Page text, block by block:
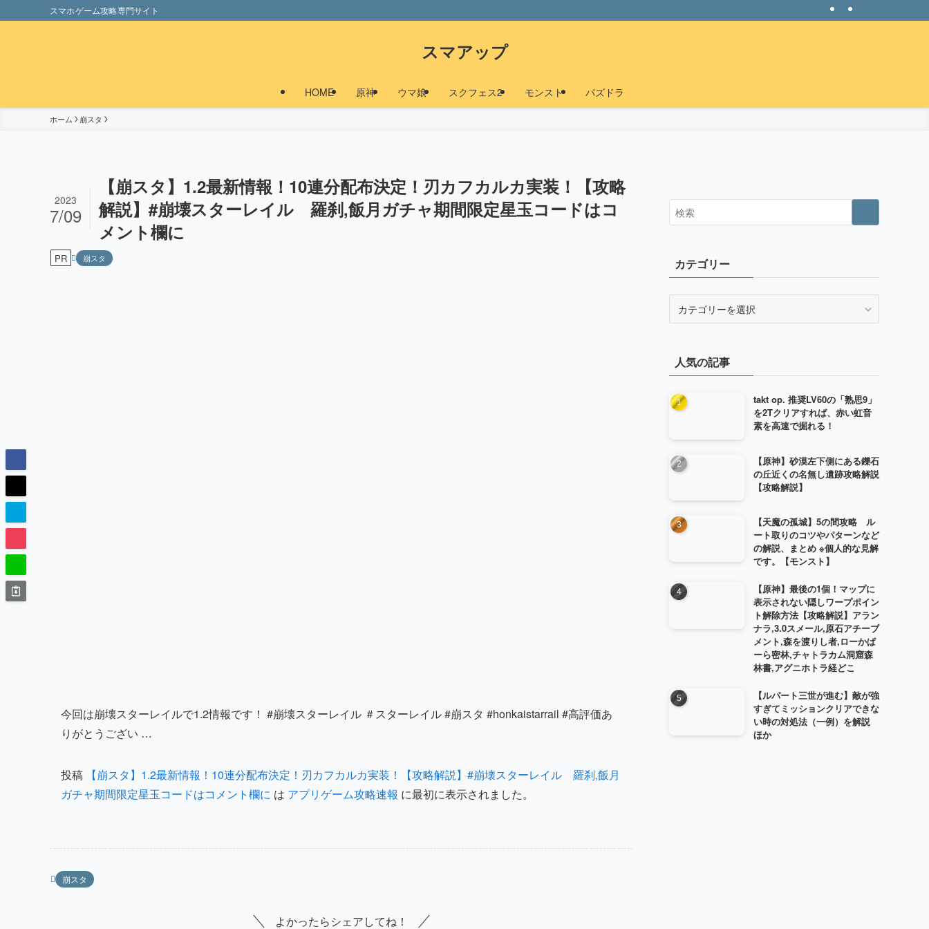
スマホゲーム攻略専門サイト
スマアップ
HOME 原神 ウマ娘 スクフェス2 モンスト パズドラ
ホーム 崩スタ
【崩スタ】1.2最新情報！10連分配布決定！刃カフカルカ実装！【攻略
解説】#崩壊スターレイル 羅刹,飯月ガチャ期間限定星玉コードはコ
メント欄に
2023
7/09
PR 崩スタ
今回は崩壊スターレイルで1.2情報です！ #崩壊スターレイル ＃スターレイル #崩スタ #honkaistarrail #高評価あ
りがとうござい …
投稿
【崩スタ】1.2最新情報！10連分配布決定！刃カフカルカ実装！【攻略解説】#崩壊スターレイル 羅刹,飯月
ガチャ期間限定星玉コードはコメント欄に は アプリゲーム攻略速報 に最初に表示されました。
崩スタ
よかったらシェアしてね！
カテゴリー
ー人気の記事
takt op. 推奨LV60の「熟思9」
を2Tクリアすれば、赤い虹音
素を高速で掘れる！
【原神】砂漠左下側にある鑠石
の丘近くの名無し遺跡攻略解説
【攻略解説】
【天魔の孤城】5の間攻略 ル
ート取りのコツやパターンなど
の解説、まとめ ※個人的な見解
です。【モンスト】
【原神】最後の1個！マップに
表示されない隠しワープポイン
ト解除方法【攻略解説】アラン
ナラ,3.0スメール,原石アチーブ
メント,森を渡りし者,ローかぱ
ーら密林,チャトラカム洞窟森
林書,アグニホトラ経どこ
【ルパート三世が進む】敵が強
すぎてミッションクリアできな
い時の対処法（一例）を解説
ほか